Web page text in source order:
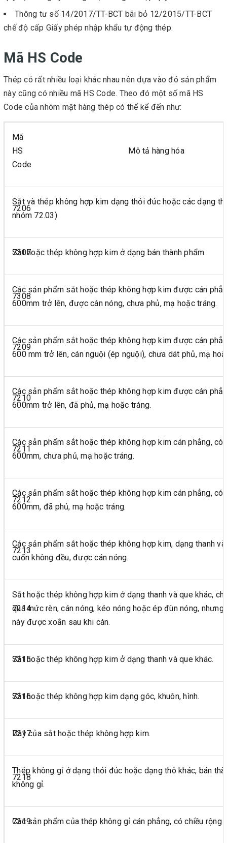
Thông tư số 14/2017/TT-BCT bãi bỏ 12/2015/TT-BCT
chế độ cấp Giấy phép nhập khẩu tự động thép.
Mã HS Code
Thép có rất nhiều loại khác nhau nên dựa vào đó sản phẩm
này cũng có nhiều mã HS Code. Theo đó một số mã HS
Code của nhóm mặt hàng thép có thể kể đến như:
Mã
HS
Code
Mô tả hàng hóa
7206
Sắt và thép không hợp kim dạng thỏi đúc hoặc các dạng
nhóm 72.03)
7207
Sắt hoặc thép không hợp kim ở dạng bán thành phẩm.
7308
Các sản phẩm sắt hoặc thép không hợp kim được cán
600mm trở lên, được cán nóng, chưa phủ, mạ hoặc tráng.
7209
Các sản phẩm sắt hoặc thép không hợp kim được cán
600 mm trở lên, cán nguội (ép nguội), chưa dát phủ, mạ
7210
Các sản phẩm sắt hoặc thép không hợp kim được cán
600mm trở lên, đã phủ, mạ hoặc tráng.
7211
Các sản phẩm sắt hoặc thép không hợp kim cán phẳng, có
600mm, chưa phủ, mạ hoặc tráng.
7212
Các sản phẩm sắt hoặc thép không hợp kim cán phẳng, có
600mm, đã phủ, mạ hoặc tráng.
7213
Các sản phẩm sắt hoặc thép không hợp kim, dạng thanh
cuốn không đều, được cán nóng.
7214
Sắt hoặc thép không hợp kim ở dạng thanh và que khác,
quá mức rèn, cán nóng, kéo nóng hoặc ép đùn nóng,
này được xoắn sau khi cán.
7215
Sắt hoặc thép không hợp kim ở dạng thanh và que khác.
7216
Sắt hoặc thép không hợp kim dạng góc, khuôn, hình.
7217
Dây của sắt hoặc thép không hợp kim.
7218
Thép không gỉ ở dạng thỏi đúc hoặc dạng thô khác; bán
không gỉ.
7219
Các sản phẩm của thép không gỉ cán phẳng, có chiều rộng